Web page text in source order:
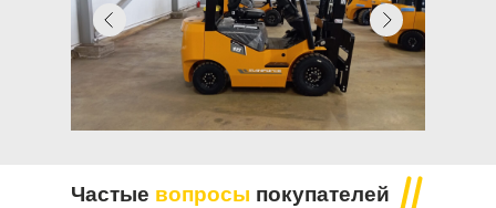
Частые вопросы покупателей